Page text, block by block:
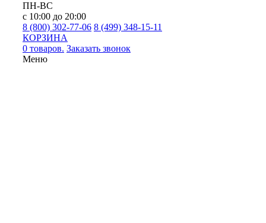
ПН-ВС
с 10:00 до 20:00
8 (800) 302-77-06 8 (499) 348-15-11
КОРЗИНА
0 товаров. Заказать звонок
Меню